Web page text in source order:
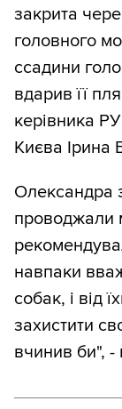
закрита
головного
ссадини
вдарив її
керівника
Києва Ірина
Олександра
проводжали
навпаки
собак, і від
захистити
вчинив би", -